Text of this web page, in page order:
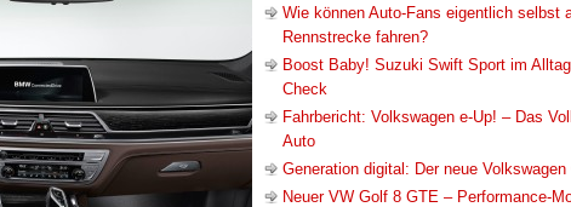
Wie können Auto-Fans eigentlich selbst
Rennstrecke fahren?
Boost Baby! Suzuki Swift Sport im
Check
Fahrbericht: Volkswagen e-Up! – Das
Auto
Generation digital: Der neue Volkswagen
Neuer VW Golf 8 GTE – Performance-